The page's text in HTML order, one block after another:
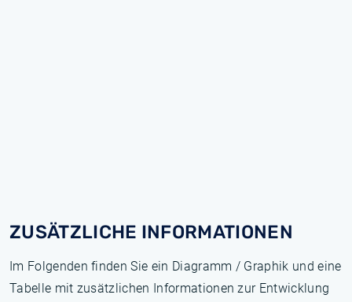
ZUSÄTZLICHE INFORMATIONEN
Im Folgenden finden Sie ein Diagramm / Graphik und eine
Tabelle mit zusätzlichen Informationen zur Entwicklung